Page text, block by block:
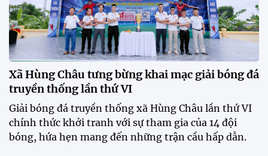
Tài Lộc trở lại, ĐT Việt Nam
"khổ luyện" dưới nắng gắt tại
Hà Nội
12:12 26/07/2026
HLV Kim Sang-sik: "Tuyển Việt
Nam sẽ mang sự tự tin này vào